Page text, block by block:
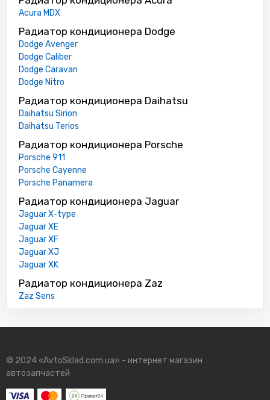
Acura MDX
Радиатор кондиционера Dodge
Dodge Avenger
Dodge Caliber
Dodge Caravan
Dodge Nitro
Радиатор кондиционера Daihatsu
Daihatsu Sirion
Daihatsu Terios
Радиатор кондиционера Porsche
Porsche 911
Porsche Cayenne
Porsche Panamera
Радиатор кондиционера Jaguar
Jaguar X-type
Jaguar XE
Jaguar XF
Jaguar XJ
Jaguar XK
Радиатор кондиционера Zaz
Zaz Sens
© 2024 «AvtoSklad.com.ua» - интернет магазин
автозапчастей